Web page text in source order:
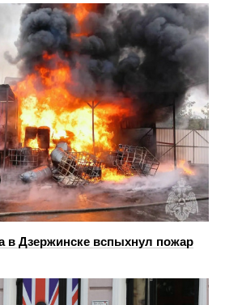
в Дзержинске вспыхнул пожар